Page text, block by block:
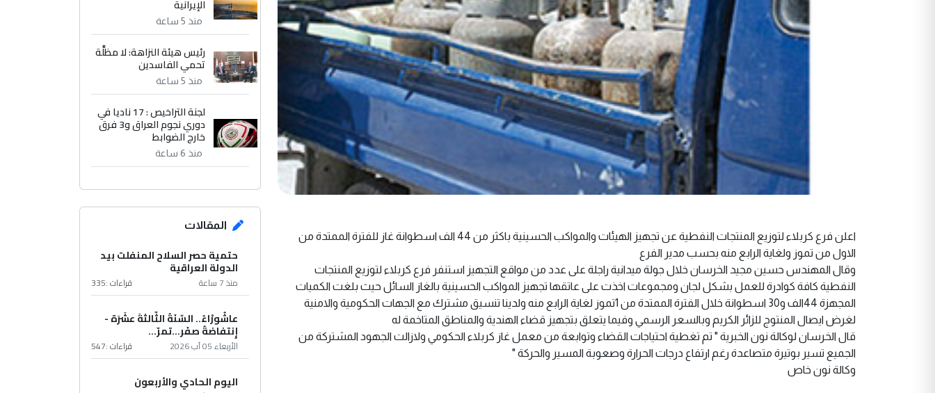
اعلن فرع كربلاء لتوزيع المنتجات النفطية عن تجهيز الهيئات والمواكب الحسينية باكثر من 44 الف اسطوانة غاز للفترة الممتدة من
الاول من تموز ولغاية الرابع منه بحسب مدير الفرع
وقال المهندس حسين مجيد الخرسان خلال جولة ميدانية راجلة على عدد من مواقع التجهيز استنفر فرع كربلاء لتوزيع المنتجات
النفطية كافة كوادرة للعمل بشكل لجان ومجموعات اخذت على عاتقها تجهيز المواكب الحسينية بالغاز السائل حيث بلغت الكميات
المجهزة 44الف و30 اسطوانة خلال الفترة الممتدة من 1تموز لغاية الرابع منه ولدينا تنسيق مشترك مع الجهات الحكومية والامنية
لغرض ايصال المنتوج للزائر الكريم وبالسعر الرسمي وفيما يتعلق بتجهيز قضاء الهندية والمناطق المتاخمة له
قال الخرسان لوكالة نون الخبرية " تم تغطية احتياجات القضاء وتوابعة من معمل غاز كربلاء الحكومي ولازالت الجهود المشتركة من
الجميع تسير بوتيرة متصاعدة رغم ارتفاع درجات الحرارة وصعوبة المسير والحركة "
وكالة نون خاص
الإيرانية
منذ 5 ساعة
رئيس هيئة النزاهة: لا مظلَّة
تحمي الفاسدين
منذ 5 ساعة
لجنة التراخيص : 17 ناديا في
دوري نجوم العراق و3 فرق
خارج الضوابط
منذ 6 ساعة
المقالات
حتمية حصر السلاح المنفلت بيد
الدولة العراقية
منذ 7 ساعة قراءات :335
عاشُورْاءُ.. السّنَةُ الثّالثةَ عشَرَة -
إِنتفاضةُ صفَر…تمرّ...
الأربعاء 05 آب 2026 قراءات :547
اليوم الحادي والأربعون